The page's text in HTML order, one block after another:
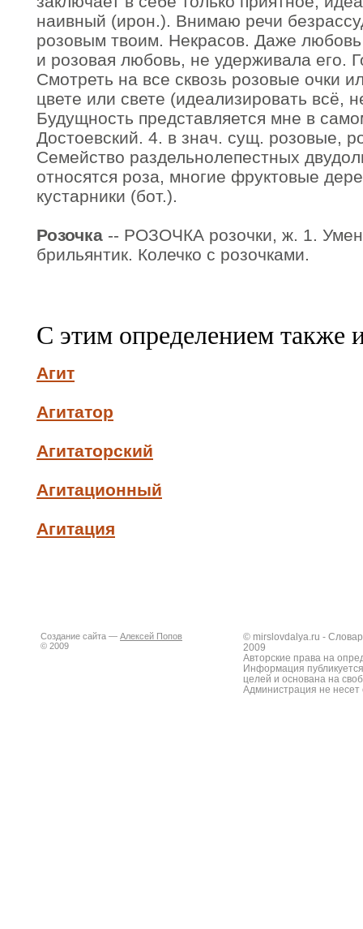
наивный (ирон.). Внимаю речи
розовым твоим. Некрасов. Даже
и розовая любовь, не удерживала его.
Смотреть на все сквозь розовые очки
цвете или свете (идеализировать всё,
Будущность представляется мне в
Достоевский. 4. в знач. сущ. розовые,
Семейство раздельнолепестных
относятся роза, многие фруктовые
кустарники (бот.).
Розочка -- РОЗОЧКА розочки, ж. 1.
брильянтик. Колечко с розочками.
С этим определением также
Агит
Агитатор
Агитаторский
Агитационный
Агитация
Создание сайта — Алексей Попов
© 2009
© mirslovdalya.ru -
2009
Авторские права на
Информация
целей и основана на
Администрация не несет